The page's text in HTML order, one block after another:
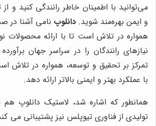
می‌توانید با اطمینان خاطر رانندگی کنید و
و ایمن بهره‌مند شوید. دانلوپ نامی آشنا در
همواره در تلاش است تا با ارائه محصولات
نیازهای رانندگان را در سراسر جهان
تمرکز بر تحقیق و توسعه، همواره در تلاش
با عملکرد بهتر و ایمنی بالاتر ارائه دهد.
همانطور که اشاره شد، لاستیک دانلوپ هم
تولیدی از فناوری تیوپلس نیز پشتیبانی می